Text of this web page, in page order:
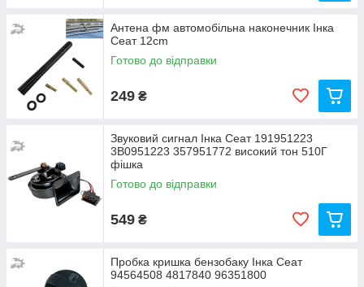
Антена фм автомобільна наконечник Інка
Сеат 12cm
Готово до відправки
249 ₴
Звуковий сигнал Інка Сеат 191951223
3B0951223 357951772 високий тон 510Г
фішка
Готово до відправки
549 ₴
Пробка кришка бензобаку Інка Сеат
94564508 4817840 96351800